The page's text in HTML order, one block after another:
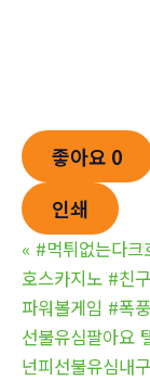
좋아요 0
인쇄
« #먹튀없는다
호스카지노 #친
파워볼게임 #폭
선불유심팔아요
넌피선불유심내